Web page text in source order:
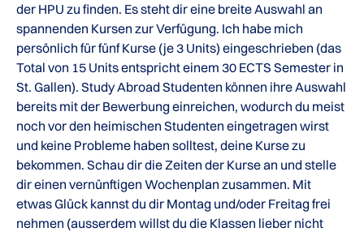
der HPU zu finden. Es steht dir eine breite Auswahl an
spannenden Kursen zur Verfügung. Ich habe mich
persönlich für fünf Kurse (je 3 Units) eingeschrieben (das
Total von 15 Units entspricht einem 30 ECTS Semester in
St. Gallen). Study Abroad Studenten können ihre Auswahl
bereits mit der Bewerbung einreichen, wodurch du meist
noch vor den heimischen Studenten eingetragen wirst
und keine Probleme haben solltest, deine Kurse zu
bekommen. Schau dir die Zeiten der Kurse an und stelle
dir einen vernünftigen Wochenplan zusammen. Mit
etwas Glück kannst du dir Montag und/oder Freitag frei
nehmen (ausserdem willst du die Klassen lieber nicht